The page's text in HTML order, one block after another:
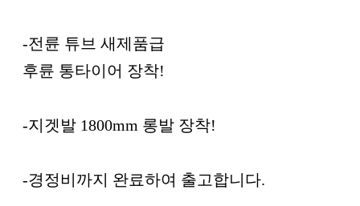
-전륜 튜브 새제품급
후륜 통타이어 장착!
-지겟발 1800mm 롱발 장착!
-경정비까지 완료하여 출고합니다.